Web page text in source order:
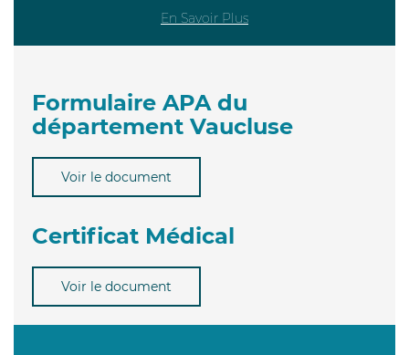
En Savoir Plus
Formulaire APA du
département Vaucluse
Voir le document
Certificat Médical
Voir le document